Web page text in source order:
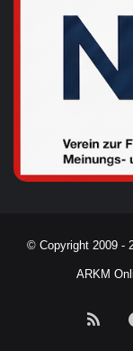
© Copyright 2009 -
ARKM
RSS